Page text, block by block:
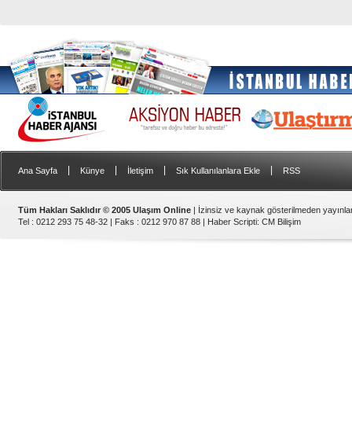
Ana Sayfa | Künye | İletişim | Sık Kullanılanlara Ekle | RSS
Tüm Hakları Saklıdır © 2005 Ulaşım Online | İzinsiz ve kaynak gösterilmeden
Tel : 0212 293 75 48-32 | Faks : 0212 970 87 88 | Haber Scripti: CM Bilişim